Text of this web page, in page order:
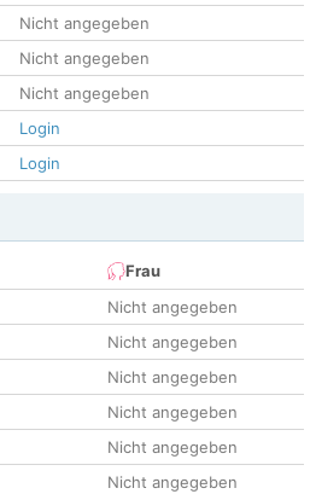
Nicht angegeben
Nicht angegeben
Nicht angegeben
Login
Login
Frau
Nicht angegeben
Nicht angegeben
Nicht angegeben
Nicht angegeben
Nicht angegeben
Nicht angegeben